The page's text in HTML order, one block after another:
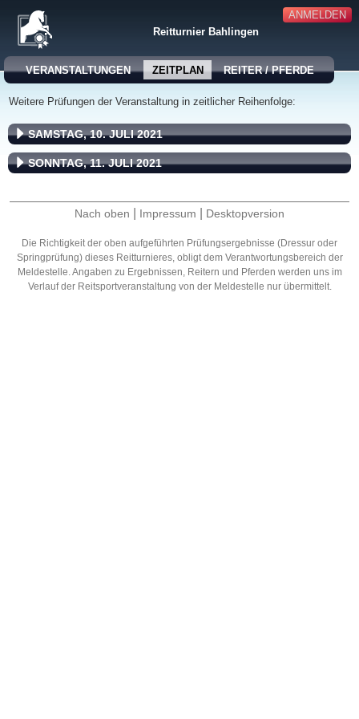
ANMELDEN
Reitturnier Bahlingen
VERANSTALTUNGEN ZEITPLAN REITER / PFERDE
Weitere Prüfungen der Veranstaltung in zeitlicher Reihenfolge:
SAMSTAG, 10. JULI 2021
SONNTAG, 11. JULI 2021
Nach oben Impressum Desktopversion
Die Richtigkeit der oben aufgeführten Prüfungsergebnisse (Dressur oder
Springprüfung) dieses Reitturnieres, obligt dem Verantwortungsbereich der
Meldestelle. Angaben zu Ergebnissen, Reitern und Pferden werden uns im
Verlauf der Reitsportveranstaltung von der Meldestelle nur übermittelt.